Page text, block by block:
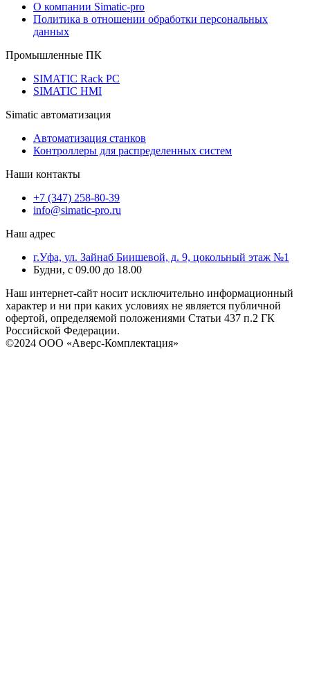
О компании Simatic-pro
Политика в отношении обработки персональных
данных
Промышленные ПК
SIMATIC Rack PC
SIMATIC HMI
Simatic автоматизация
Автоматизация станков
Контроллеры для распределенных систем
Наши контакты
+7 (347) 258-80-39
info@simatic-pro.ru
Наш адрес
г.Уфа, ул. Зайнаб Биишевой, д. 9, цокольный этаж №1
Будни, с 09.00 до 18.00
Наш интернет-сайт носит исключительно информационный
характер и ни при каких условиях не является публичной
офертой, определяемой положениями Статьи 437 п.2 ГК
Российской Федерации.
©2024 ООО «Аверс-Комплектация»